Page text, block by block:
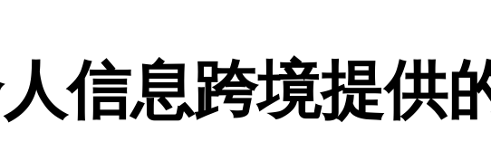
信息跨境提供